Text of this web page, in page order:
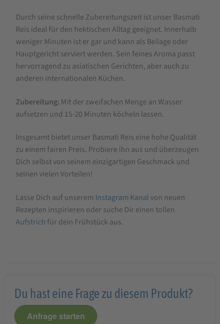
Durch seine schnelle Zubereitungszeit ist unser Basmati
Reis ideal für den hektischen Alltag geeignet. Innerhalb
weniger Minuten ist er gar und kann als Beilage oder
Hauptgericht serviert werden. Sein feines Aroma passt
hervorragend zu asiatischen Gerichten, aber auch zu
anderen internationalen Küchen.
Zubereitung: Mit der zweifachen Menge an Wasser
aufsetzen und 15-20 Minuten köcheln lassen.
Insgesamt bietet unser Basmati Reis eine hohe Qualität
zu einem fairen Preis. Probiere ihn aus und überzeugen
Dich selbst von seinem einzigartigen Geschmack und
seinen vielen Vorteilen!
Lasse Dich auf unserem Instagram Kanal von neuen
Rezepten inspirieren oder suche Dir einen tollen
Aufstrich für dein Frühstück aus.
Du hast eine Frage zu diesem Produkt?
Anfrage starten